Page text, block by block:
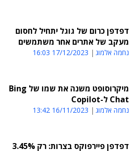
דפדפן כרום של גוגל יתחיל לחסום
מעקב של אתרים אחר משתמשים
נחמה אלמוג 17/12/2023 16:03
מיקרוסופט משנה את שמו של Bing
Chat ל-Copilot
נחמה אלמוג 16/11/2023 13:42
דפדפן פיירפוקס בצרות: רק 3.45%